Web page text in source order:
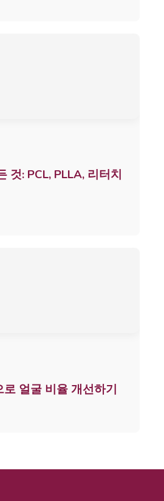
것: PCL, PLLA, 리터치
얼굴 비율 개선하기